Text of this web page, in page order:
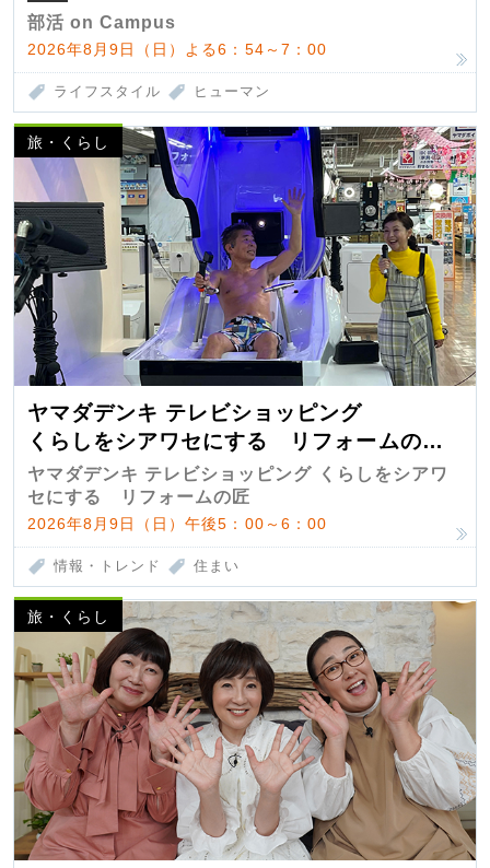
部活 on Campus
2026年8月9日（日）よる6：54～7：00
ライフスタイル ヒューマン
旅・くらし
ヤマダデンキ テレビショッピング
くらしをシアワセにする リフォームの
匠 第7弾
ヤマダデンキ テレビショッピング くらしをシアワ
セにする リフォームの匠
2026年8月9日（日）午後5：00～6：00
情報・トレンド 住まい
旅・くらし